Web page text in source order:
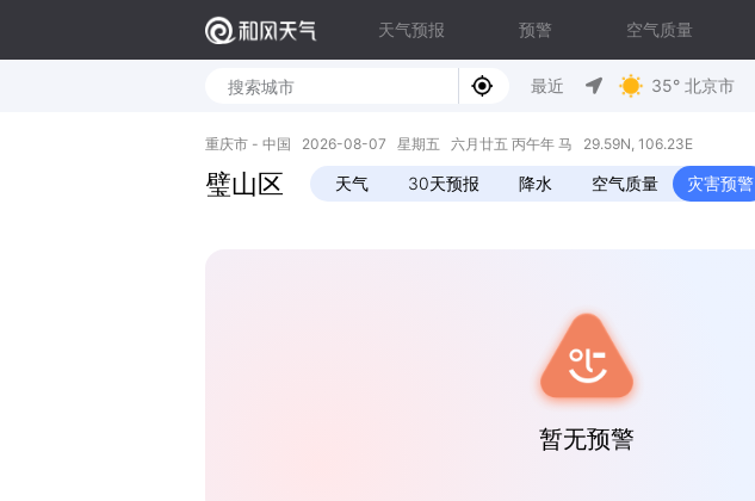
天气预报 预警 空气质量
最近 35° 北京市
重庆市 - 中国 2026-08-07 星期五 六月廿五 丙午年 马 29.59N, 106.23E
璧山区 天气 30天预报 降水 空气质量 灾害预警
暂无预警